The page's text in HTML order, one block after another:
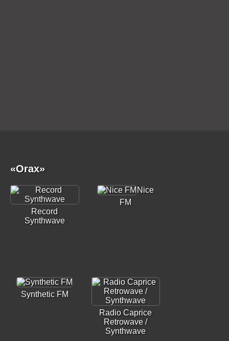
«Orax»
Record
Synthwave
Nice
FM
Synthetic FM
Radio Caprice
Retrowave /
Synthwave